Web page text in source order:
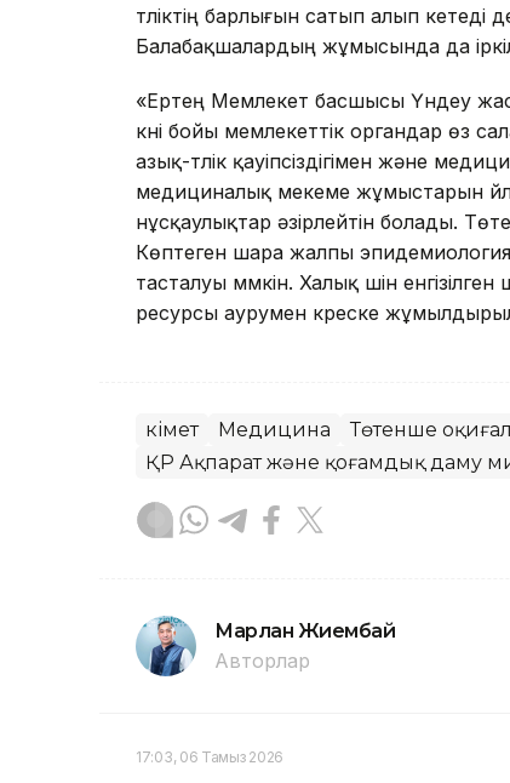
түліктің барлығын сатып алып
Балабақшалардың жұмысында да
«Ертең Мемлекет басшысы Үндеу
күні бойы мемлекеттік органдар өз
азық-түлік қауіпсіздігімен және
медициналық мекеме жұмыстарын
нұсқаулықтар әзірлейтін болады.
Көптеген шара жалпы
тасталуы мүмкін. Халық үшін
ресурсы аурумен күреске
Үкімет Медицина Төтенше
ҚР Ақпарат және қоғамдық даму
Марлан Жиембай
Авторлар
17:03, 06 Тамыз 2026